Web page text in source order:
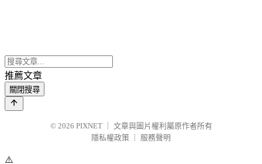
推薦文章
關閉搜尋
© 2026 PIXNET
文章與圖片權利屬原作者所有
隱私權政策
服務聲明
⚠️